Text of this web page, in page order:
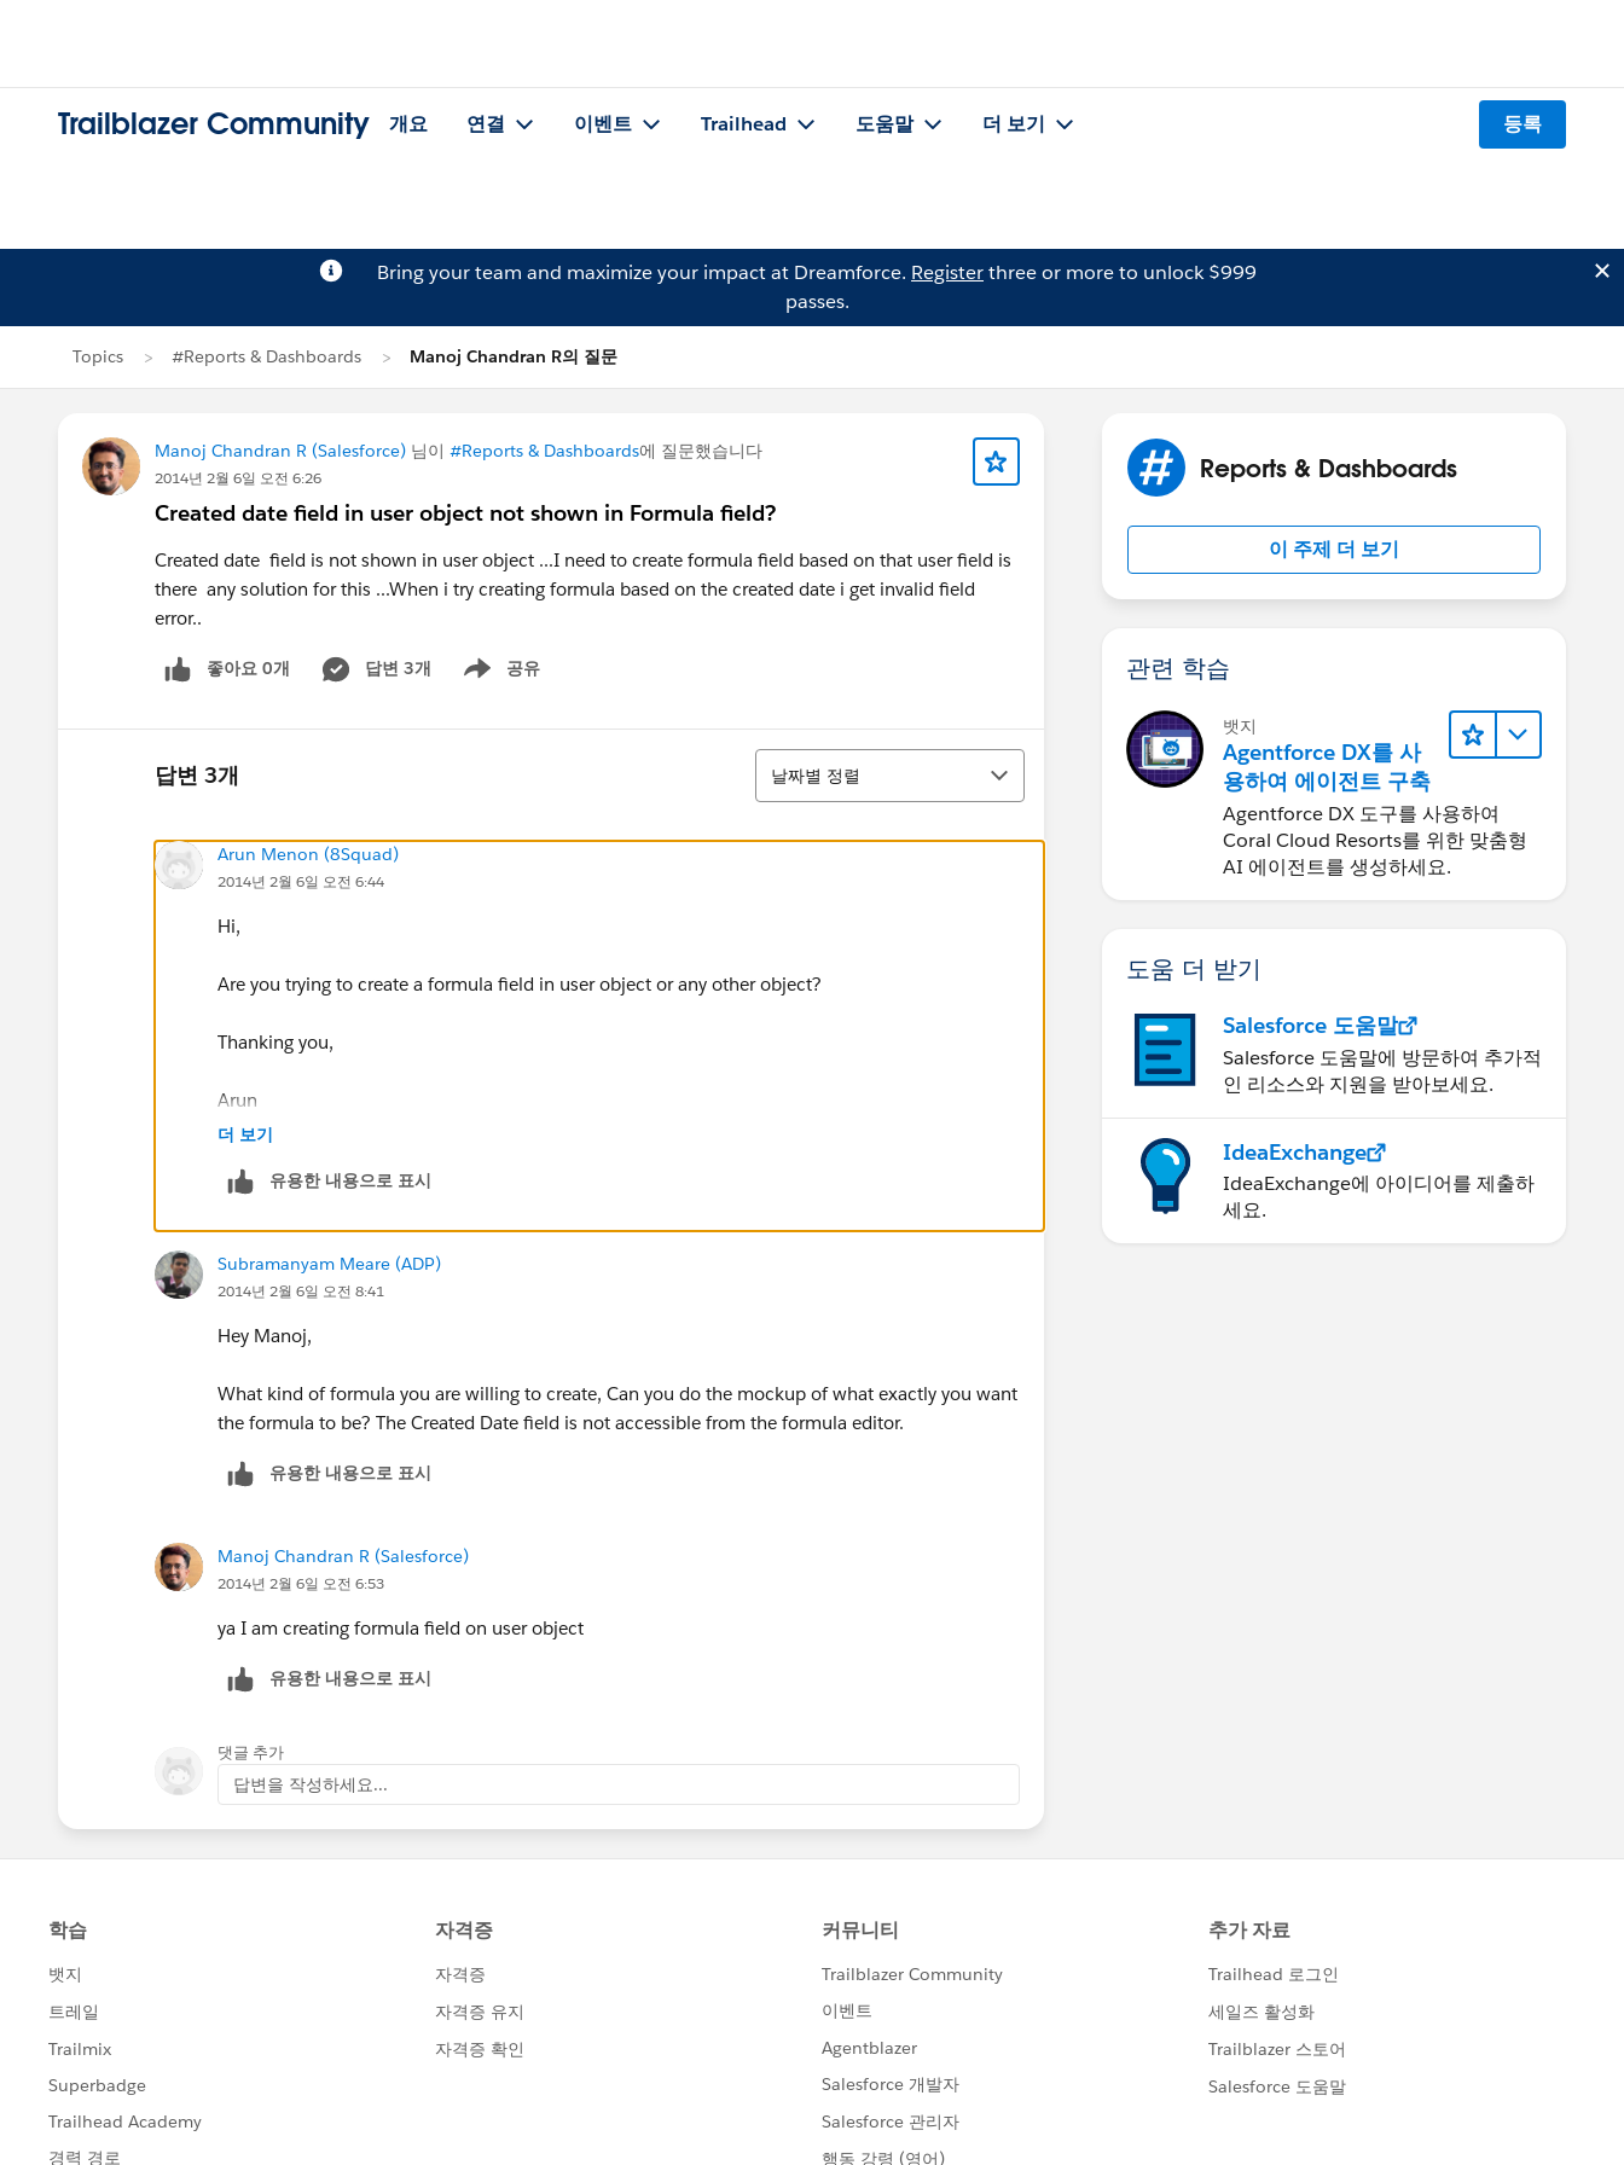
Trailblazer Community 개요 연결 이벤트 Trailhead 도움말 더 보기 등록
Bring your team and maximize your impact at Dreamforce. Registerthree or more to unlock $999
passes.
Topics #Reports & Dashboards Manoj Chandran R의 질문
Manoj Chandran R (Salesforce) 님이 #Reports & Dashboards에 질문했습니다
2014년 2월 6일 오전 6:26
Created date field in user object not shown in Formula field?
Created date field is not shown in user object ...I need to create formula field based on that user field is
there any solution for this ...When i try creating formula based on the created date i get invalid field
error..
좋아요 0개 답변 3개 공유
Show menu
답변 3개
정렬
날짜별 정렬
Arun Menon (8Squad)
2014년 2월 6일 오전 6:44
Hi,
Are you trying to create a formula field in user object or any other object?
Thanking you,
Arun
더 보기
유용한 내용으로 표시
Subramanyam Meare (ADP)
2014년 2월 6일 오전 8:41
Hey Manoj,
What kind of formula you are willing to create, Can you do the mockup of what exactly you want
the formula to be? The Created Date field is not accessible from the formula editor.
유용한 내용으로 표시
Manoj Chandran R (Salesforce)
2014년 2월 6일 오전 6:53
ya I am creating formula field on user object
유용한 내용으로 표시
댓글 추가
답변을 작성하세요...
Reports & Dashboards
이 주제 더 보기
관련 학습
뱃지
Agentforce DX를 사
용하여 에이전트 구축
Agentforce DX 도구를 사용하여
Coral Cloud Resorts를 위한 맞춤형
AI 에이전트를 생성하세요.
도움 더 받기
Salesforce 도움말
Salesforce 도움말에 방문하여 추가적
인 리소스와 지원을 받아보세요.
IdeaExchange
IdeaExchange에 아이디어를 제출하
세요.